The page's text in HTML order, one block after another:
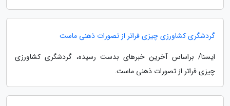
گردشگری کشاورزی چیزی فراتر از تصورات ذهنی ماست
ایسنا/ براساس آخرین خبرهای بدست رسیده، گردشگری کشاورزی
چیزی فراتر از تصورات ذهنی ماست.